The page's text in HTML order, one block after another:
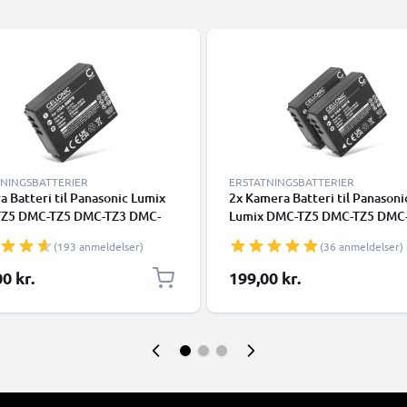
Batteri til Panasonic Lumix
DMC-TZ5 DMC-TZ3 DMC-
S007,DMW-BCD10
Udskiftsningsbatteri til
(193 anmeldelser)
kr.
ERSTATNINGSBATTERIER
2x Kamera Batteri til
Lumix DMC-TZ5 DMC-TZ5
S007 CGR-S007 DMW-BCD10
900mAh Udskiftsningsbatteri
kamera
(36 anmeldelser)
199,00 kr.